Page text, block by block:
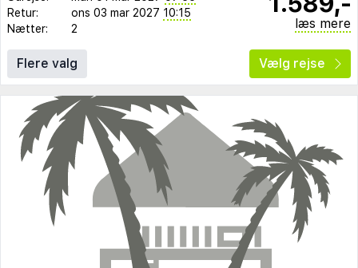
Retur:
ons 03 mar 2027 10:15
Nætter:
2 læs mere
Flere valg Vælg rejse